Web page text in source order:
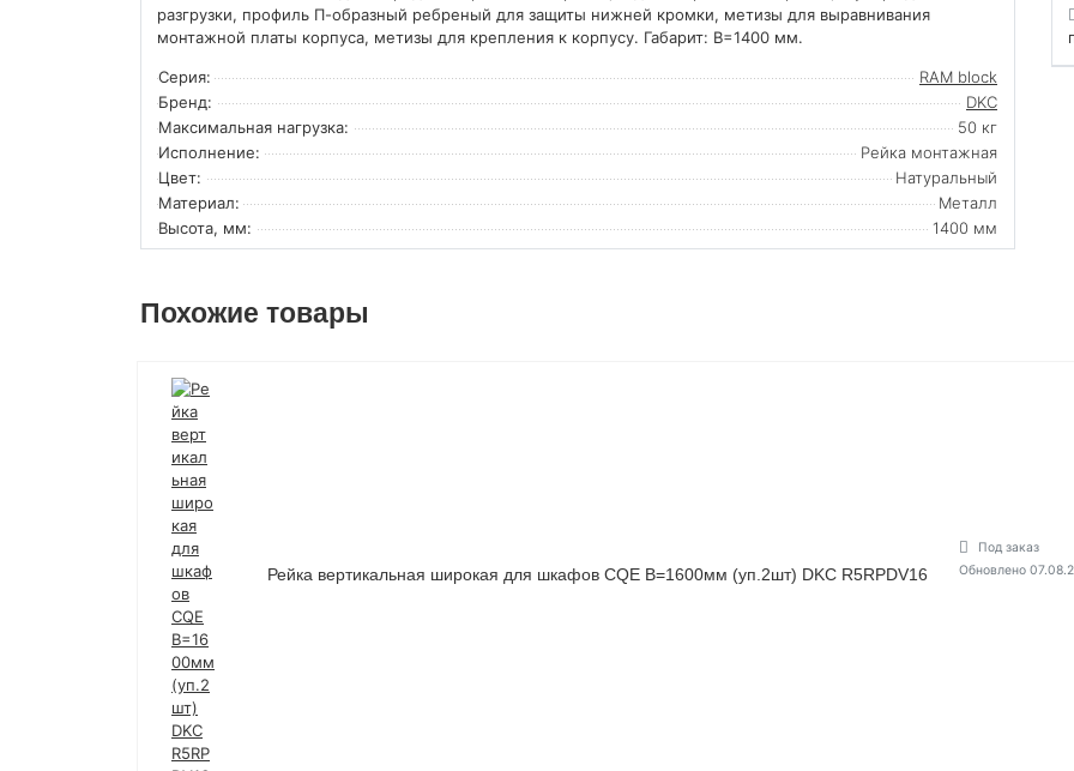
разгрузки, профиль П-образный ребреный для защиты нижней кромки, метизы для выравнивания
монтажной платы корпуса, метизы для крепления к корпусу. Габарит: В=1400 мм.
Серия:
RAM block
Бренд:
DKC
Максимальная нагрузка:
50 кг
Исполнение:
Рейка монтажная
Цвет:
Натуральный
Материал:
Металл
Высота, мм:
1400 мм
Похожие товары
Рейка вертикальная широкая для шкафов CQE В=1600мм (уп.2шт) DKC R5RPDV16
Под заказ
Обновлено